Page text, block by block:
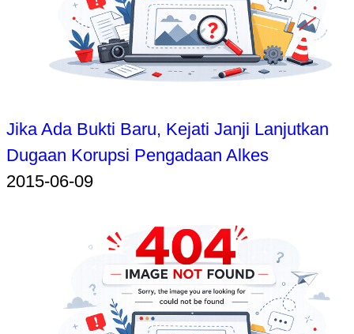
Jika Ada Bukti Baru, Kejati Janji Lanjutkan
Dugaan Korupsi Pengadaan Alkes
2015-06-09